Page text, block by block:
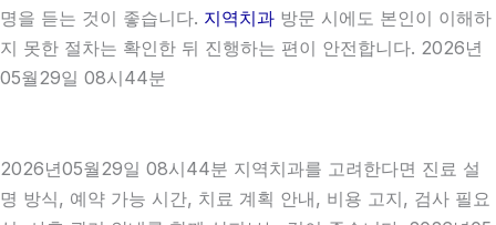
명을 듣는 것이 좋습니다. 지역치과 방문 시에도 본인이 이해하
지 못한 절차는 확인한 뒤 진행하는 편이 안전합니다. 2026년
05월29일 08시44분
2026년05월29일 08시44분 지역치과를 고려한다면 진료 설
명 방식, 예약 가능 시간, 치료 계획 안내, 비용 고지, 검사 필요